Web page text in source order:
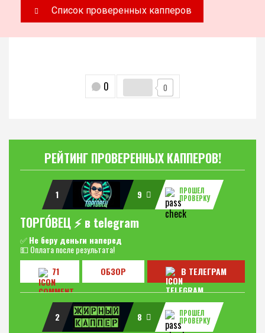
Список проверенных капперов
0 0
РЕЙТИНГ ПРОВЕРЕННЫХ КАППЕРОВ!
1 9
ПРОШЕЛ
ПРОВЕРКУ
ТОРГО́ВЕЦ ⚡️ в telegram
✅Не беру деньги наперед
💵 Оплата после результата!
71
ОБЗОР В ТЕЛЕГРАМ
2 8
ПРОШЕЛ
ПРОВЕРКУ